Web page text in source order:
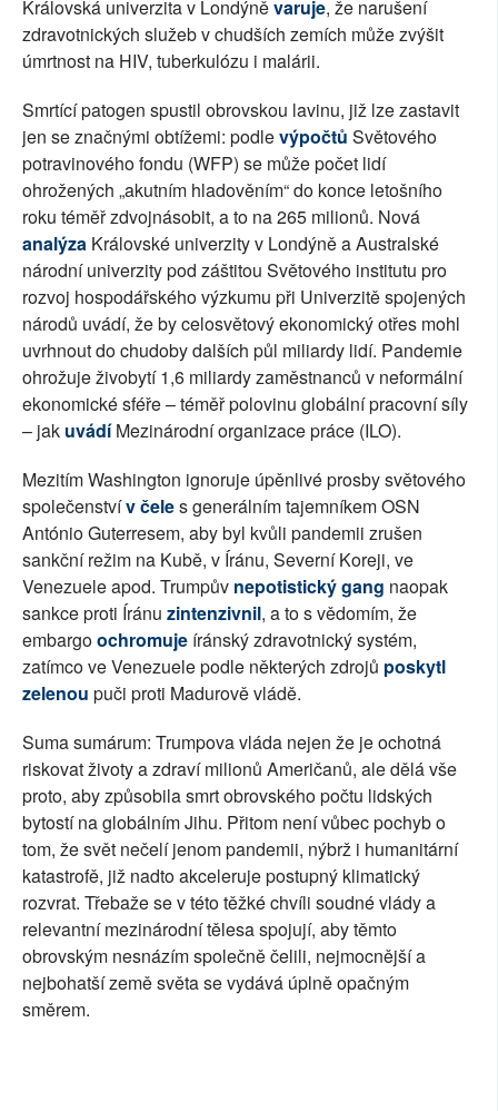
Královská univerzita v Londýněvaruje, že narušení
zdravotnických služeb v chudších zemích může zvýšit
úmrtnost na HIV, tuberkulózu i malárii.
Smrtící patogen spustil obrovskou lavinu, již lze zastavit
jen se značnými obtížemi: podlevýpočtů Světového
potravinového fondu (WFP) se může počet lidí
ohrožených „akutním hladověním“ do konce letošního
roku téměř zdvojnásobit, a to na 265 milionů. Nová
analýza Královské univerzity v Londýně a Australské
národní univerzity pod záštitou Světového institutu pro
rozvoj hospodářského výzkumu při Univerzitě spojených
národů uvádí, že by celosvětový ekonomický otřes mohl
uvrhnout do chudoby dalších půl miliardy lidí. Pandemie
ohrožuje živobytí 1,6 miliardy zaměstnanců v neformální
ekonomické sféře – téměř polovinu globální pracovní síly
– jak uvádí Mezinárodní organizace práce (ILO).
Mezitím Washington ignoruje úpěnlivé prosby světového
společenstvív čeles generálním tajemníkem OSN
António Guterresem, aby byl kvůli pandemii zrušen
sankční režim na Kubě, v Íránu, Severní Koreji, ve
Venezuele apod. Trumpův nepotistický gang naopak
sankce proti Íránu zintenzivnil, a to s vědomím, že
embargoochromuje íránský zdravotnický systém,
zatímco ve Venezuele podle některých zdrojů poskytl
zelenou puči proti Madurově vládě.
Suma sumárum: Trumpova vláda nejen že je ochotná
riskovat životy a zdraví milionů Američanů, ale dělá vše
proto, aby způsobila smrt obrovského počtu lidských
bytostí na globálním Jihu. Přitom není vůbec pochyb o
tom, že svět nečelí jenom pandemii, nýbrž i humanitární
katastrofě, již nadto akceleruje postupný klimatický
rozvrat. Třebaže se v této těžké chvíli soudné vlády a
relevantní mezinárodní tělesa spojují, aby těmto
obrovským nesnázím společně čelili, nejmocnější a
nejbohatší země světa se vydává úplně opačným
směrem.